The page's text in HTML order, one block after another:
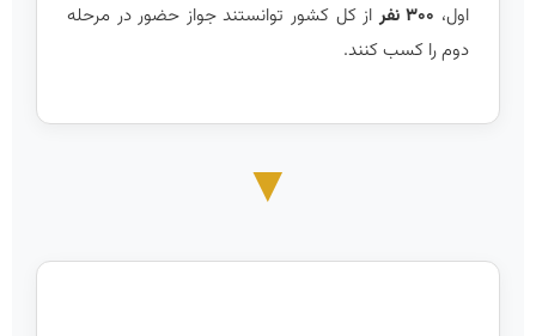
اول، ۳۰۰ نفر
از کل کشور توانستند جواز حضور در مرحله
دوم را کسب کنند.
▼